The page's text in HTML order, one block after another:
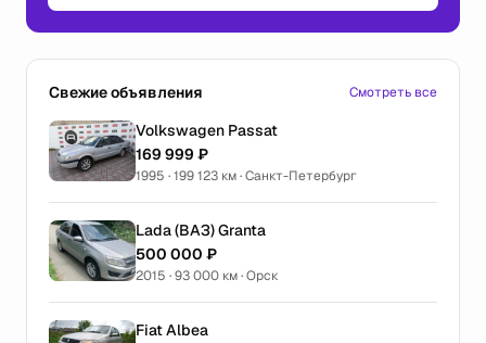
Свежие объявления Смотреть все
Volkswagen Passat
169 999 ₽
1995 · 199 123 км · Санкт-Петербург
Lada (ВАЗ) Granta
500 000 ₽
2015 · 93 000 км · Орск
Fiat Albea